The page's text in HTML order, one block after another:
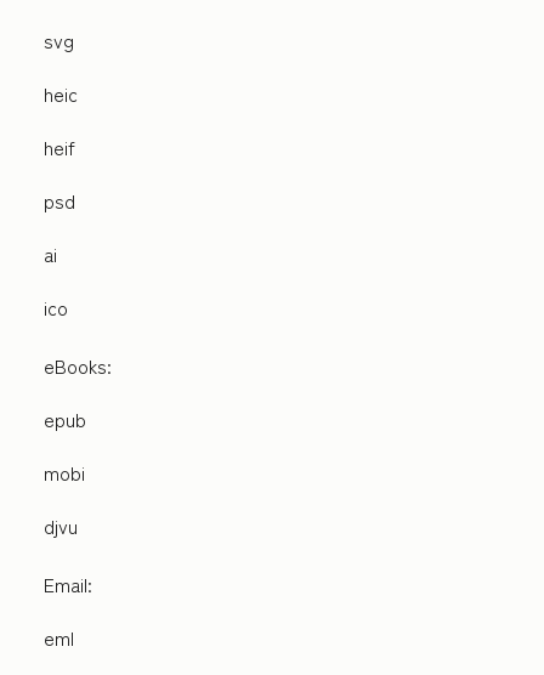
svg
heic
heif
psd
ai
ico
eBooks:
epub
mobi
djvu
Email:
eml